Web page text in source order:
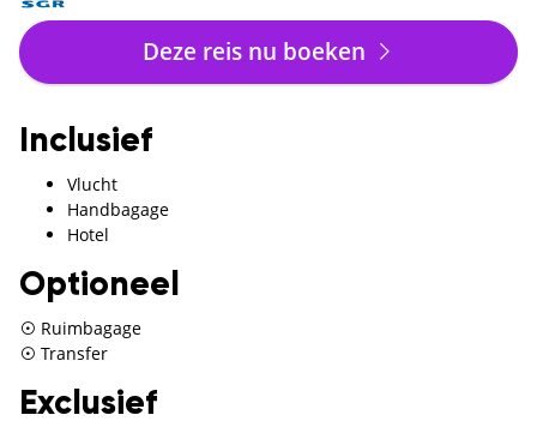
Deze reis nu boeken
Inclusief
Vlucht
Handbagage
Hotel
Optioneel
Ruimbagage
Transfer
Exclusief